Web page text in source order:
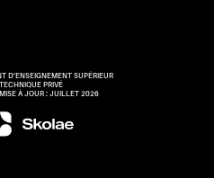
D’ENSEIGNEMENT SUPÉRIEUR
TECHNIQUE PRIVÉ
MISE À JOUR : JUILLET 2026